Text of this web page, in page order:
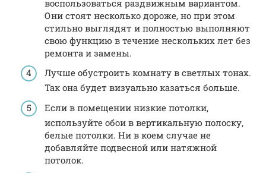
воспользоваться раздвижным вариантом.
Они стоят несколько дороже, но при этом
стильно выглядят и полностью выполняют
свою функцию в течение нескольких лет без
ремонта и замены.
Лучше обустроить комнату в светлых тонах.
Так она будет визуально казаться больше.
Если в помещении низкие потолки,
используйте обои в вертикальную полоску,
белые потолки. Ни в коем случае не
добавляйте подвесной или натяжной
потолок.